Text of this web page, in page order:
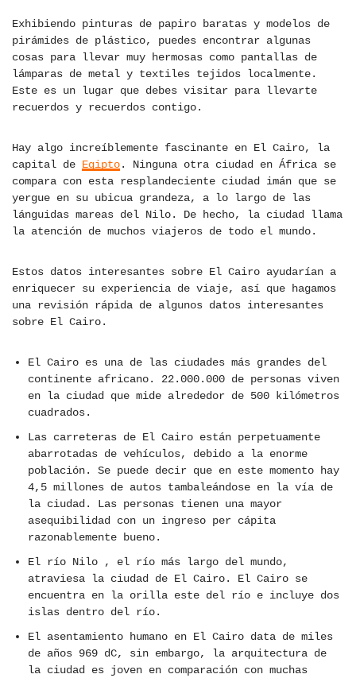
Exhibiendo pinturas de papiro baratas y modelos de
pirámides de plástico, puedes encontrar algunas
cosas para llevar muy hermosas como pantallas de
lámparas de metal y textiles tejidos localmente.
Este es un lugar que debes visitar para llevarte
recuerdos y recuerdos contigo.
Hay algo increíblemente fascinante en El Cairo, la
capital de Egipto. Ninguna otra ciudad en África se
compara con esta resplandeciente ciudad imán que se
yergue en su ubicua grandeza, a lo largo de las
lánguidas mareas del Nilo. De hecho, la ciudad llama
la atención de muchos viajeros de todo el mundo.
Estos datos interesantes sobre El Cairo ayudarían a
enriquecer su experiencia de viaje, así que hagamos
una revisión rápida de algunos datos interesantes
sobre El Cairo.
El Cairo es una de las ciudades más grandes del
continente africano. 22.000.000 de personas viven
en la ciudad que mide alrededor de 500 kilómetros
cuadrados.
Las carreteras de El Cairo están perpetuamente
abarrotadas de vehículos, debido a la enorme
población. Se puede decir que en este momento hay
4,5 millones de autos tambaleándose en la vía de
la ciudad. Las personas tienen una mayor
asequibilidad con un ingreso per cápita
razonablemente bueno.
El río Nilo , el río más largo del mundo,
atraviesa la ciudad de El Cairo. El Cairo se
encuentra en la orilla este del río e incluye dos
islas dentro del río.
El asentamiento humano en El Cairo data de miles
de años 969 dC, sin embargo, la arquitectura de
la ciudad es joven en comparación con muchas